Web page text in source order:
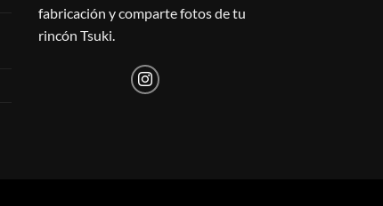
fabricación y comparte fotos de tu
rincón Tsuki.